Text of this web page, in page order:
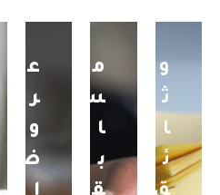
و
ث
ا
ئ
م
س
ا
ب
ع
ر
و
ض